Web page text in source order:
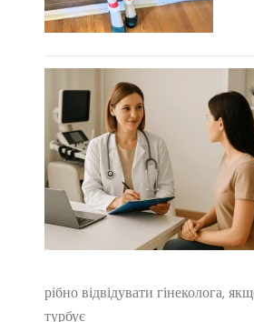
рібно відвідувати гінеколога,
турбує